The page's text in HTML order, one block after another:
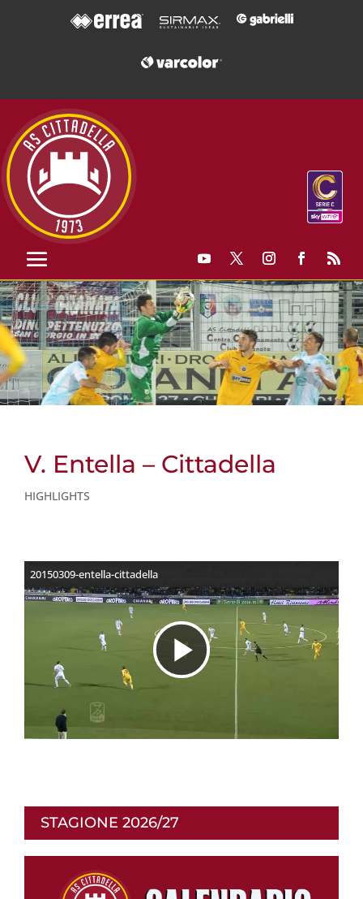
V. Entella – Cittadella
HIGHLIGHTS
20150309-entella-cittadella
R
STAGIONE 2026/27